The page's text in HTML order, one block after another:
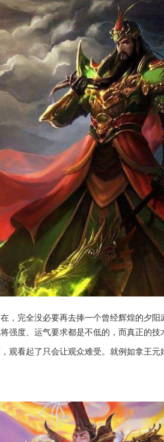
，完全没必要再去捧一个曾经辉煌的夕
强度、运气要求都是不低的，而真正的技
观看起了只会让观众难受。就例如拿王